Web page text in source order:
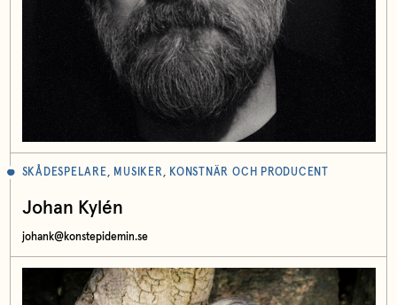
SKÅDESPELARE, MUSIKER, KONSTNÄR OCH PRODUCENT
Johan Kylén
johank@konstepidemin.se